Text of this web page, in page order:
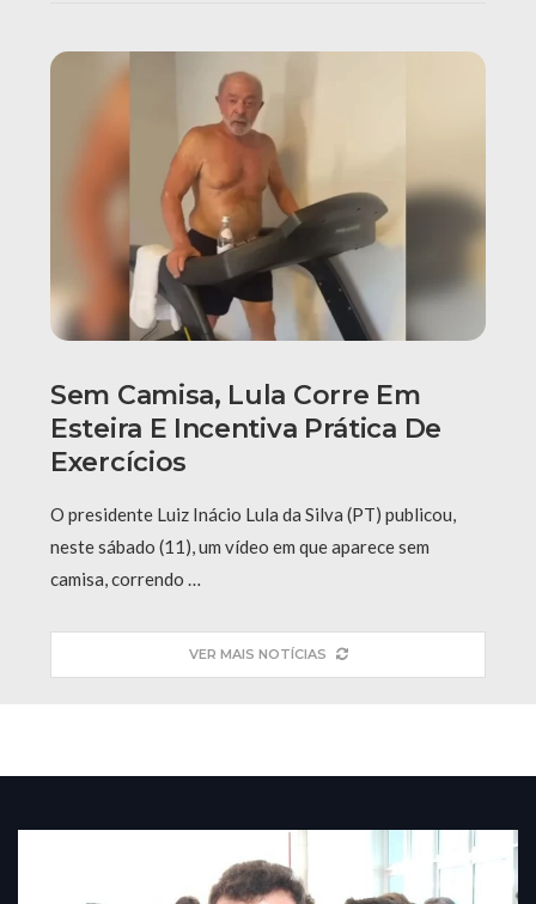
Sem Camisa, Lula Corre Em
Esteira E Incentiva Prática De
Exercícios
O presidente Luiz Inácio Lula da Silva (PT) publicou,
neste sábado (11), um vídeo em que aparece sem
camisa, correndo …
VER MAIS NOTÍCIAS